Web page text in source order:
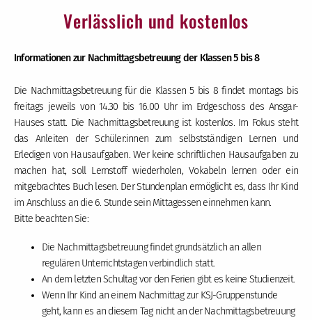
Verlässlich und kostenlos
Informationen zur Nachmittagsbetreuung der Klassen 5 bis 8
Die Nachmittagsbetreuung für die Klassen 5 bis 8 findet montags bis
freitags jeweils von 14.30 bis 16.00 Uhr im Erdgeschoss des Ansgar-
Hauses statt. Die Nachmittagsbetreuung ist kostenlos. Im Fokus steht
das Anleiten der Schüler:innen zum selbstständigen Lernen und
Erledigen von Hausaufgaben. Wer keine schriftlichen Hausaufgaben zu
machen hat, soll Lernstoff wiederholen, Vokabeln lernen oder ein
mitgebrachtes Buch lesen. Der Stundenplan ermöglicht es, dass Ihr Kind
im Anschluss an die 6. Stunde sein Mittagessen einnehmen kann.
Bitte beachten Sie:
Die Nachmittagsbetreuung findet grundsätzlich an allen
regulären Unterrichtstagen verbindlich statt.
An dem letzten Schultag vor den Ferien gibt es keine Studienzeit.
Wenn Ihr Kind an einem Nachmittag zur KSJ-Gruppenstunde
geht, kann es an diesem Tag nicht an der Nachmittagsbetreuung